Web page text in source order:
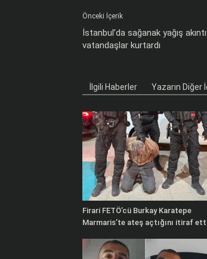
Önceki İçerik
İstanbul’da sağanak yağış
vatandaşlar kurtardı
İlgili Haberler Yazarın Diğer
Firari FETÖ’cü Burkay Karatepe
Marmaris’te ateş açtığını itiraf